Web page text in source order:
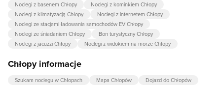
Noclegi z basenem Chłopy
Noclegi z kominkiem Chłopy
Noclegi z klimatyzacją Chłopy
Noclegi z internetem Chłopy
Noclegi ze stacjami ładowania samochodów EV Chłopy
Noclegi ze śniadaniem Chłopy
Bon turystyczny Chłopy
Noclegi z jacuzzi Chłopy
Noclegi z widokiem na morze Chłopy
Chłopy informacje
Szukam noclegu w Chłopach Mapa Chłopów
Dojazd do Chłopów